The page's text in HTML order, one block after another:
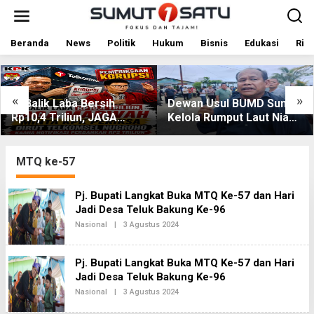
t
i
k
o
n
Beranda News Politik Hukum Bisnis Edukasi
« »
Di Balik Laba Bersih
Rp10,4 Triliun, JAGA
MARWAH Desak KPK
Nugroho Terkait Dugaan
Kasus Notifikasi
Perbankan
Dewan Usul BUMD Sumut
Kelola Rumput Laut Nias
Utara dari Hulu ke Hilir
MTQ ke-57
Pj. Bupati Langkat Buka MTQ Ke-57 dan Hari
Jadi Desa Teluk Bakung Ke-96
Nasional | 3 Agustus 2024O
E
R
E
D
A
Pj. Bupati Langkat Buka MTQ Ke-57 dan Hari
Jadi Desa Teluk Bakung Ke-96
Nasional | 3 Agustus 2024O
E